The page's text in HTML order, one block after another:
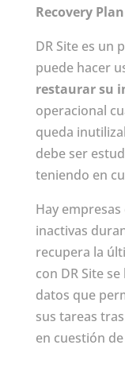
Recovery Plan
DR Site es un
puede hacer
restaurar su
operacional
queda
debe ser
teniendo en
Hay
inactivas
recupera la
con DR Site
datos que
sus tareas
en cuestión